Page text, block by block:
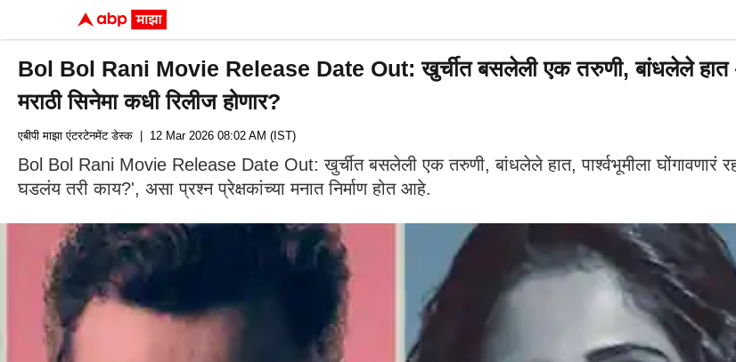
Bol Bol Rani Movie Release Date Out: खुर्चीत बसलेली एक तरुणी, बांधलेले हात
मराठी सिनेमा कधी रिलीज होणार?
एबीपी माझा एंटरटेनमेंट डेस्क | 12 Mar 2026 08:02 AM (IST)
Bol Bol Rani Movie Release Date Out: खुर्चीत बसलेली एक तरुणी, बांधलेले हात, पार्श्वभूमीला
घडलंय तरी काय?', असा प्रश्न प्रेक्षकांच्या मनात निर्माण होत आहे.